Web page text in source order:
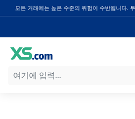
모든 거래에는 높은 수준의 위험이 수반됩니다.